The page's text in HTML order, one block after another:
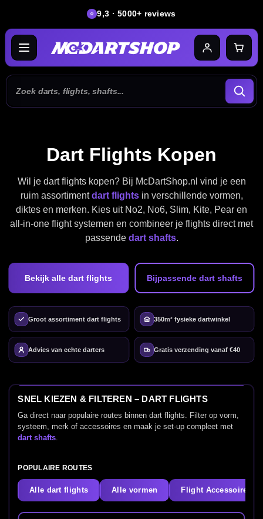
9,3 · 5000+ reviews
Dart Flights Kopen
Wil je dart flights kopen? Bij McDartShop.nl vind je een
ruim assortimentdart flightsin verschillende vormen,
diktes en merken. Kies uit No2, No6, Slim, Kite, Pear en
all-in-one flight systemen en combineer je flights direct met
passende dart shafts.
Bekijk alle dart flights Bijpassende dart shafts
Groot assortiment dart flights 350m² fysieke dartwinkel
Advies van echte darters Gratis verzending vanaf €40
SNEL KIEZEN & FILTEREN – DART FLIGHTS
Ga direct naar populaire routes binnen dart flights. Filter op vorm,
systeem, merk of accessoires en maak je set-up compleet met
dart shafts.
POPULAIRE ROUTES
Alle dart flights Alle vormen Flight Accessoires